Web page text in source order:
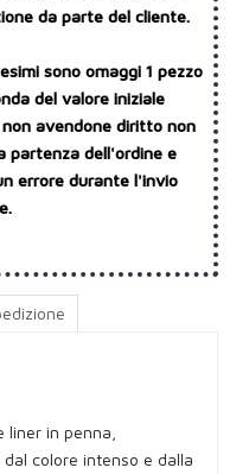
da parte del cliente.
sono omaggi 1 pezzo
del valore iniziale
avendone diritto non
partenza dell'ordine e
errore durante l'invio
liner in penna,
colore intenso e dalla